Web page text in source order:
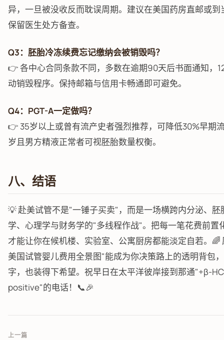
异，一旦被没收反而耽误周期。建议在美国药房直邮或到
保留医生处方备查。
Q3：胚胎冷冻续费忘记缴纳会被销毁吗？
👉 各中心合同条款不同，多数在逾期90天后书面通知，
动销毁程序。保持邮箱与信用卡畅通即可避免。
Q4：PGT-A一定做吗？
👉 35岁以上或曾有流产史者强烈推荐，可降低30%早期
岁且男方精液正常者可视胚胎数量权衡。
八、结语
💡 赴美试管不是"一锤子买卖"，而是一场横跨内分泌、胚
学、心理学与财务学的"多线程作战"。把每一笔花费前置
才能让你在候机楼、实验室、公寓厨房都能淡定自若。
美国试管婴儿费用全景图"能成为你决策路上的透明背包
字，也装得下希望。祝早日在太平洋彼岸接到那通"+β-
positive"的电话！📞🎉
上一篇